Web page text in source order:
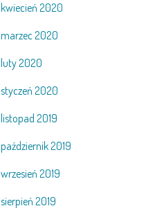
kwiecień 2020
marzec 2020
luty 2020
styczeń 2020
listopad 2019
październik 2019
wrzesień 2019
sierpień 2019